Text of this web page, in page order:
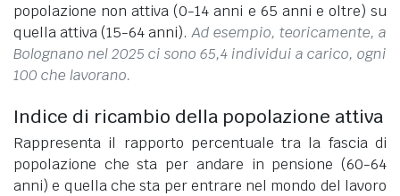
popolazione non attiva (0-14 anni e 65 anni e oltre) su
quella attiva (15-64 anni).Ad esempio, teoricamente, a
Bolognano nel 2025 ci sono 65,4 individui a carico, ogni
100 che lavorano.
Indice di ricambio della popolazione attiva
Rappresenta il rapporto percentuale tra la fascia di
popolazione che sta per andare in pensione (60-64
anni) e quella che sta per entrare nel mondo del lavoro